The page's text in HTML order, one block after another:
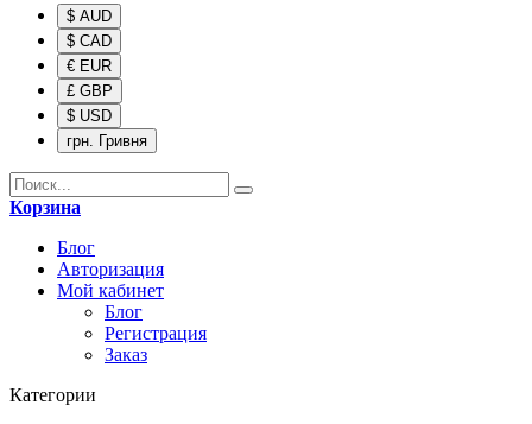
$ AUD
$ CAD
€ EUR
£ GBP
$ USD
грн. Гривня
Корзина
Блог
Авторизация
Мой кабинет
Блог
Регистрация
Заказ
Категории